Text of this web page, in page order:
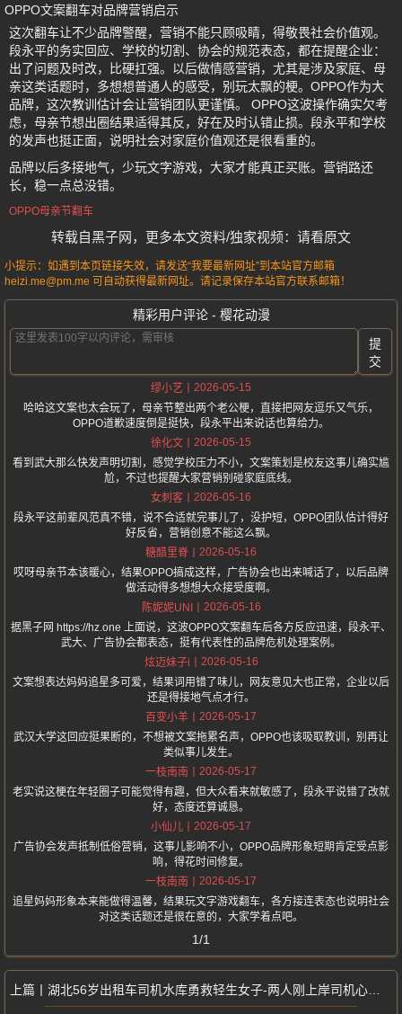
OPPO文案翻车对品牌营销启示
这次翻车让不少品牌警醒，营销不能只顾吸睛，得敬畏社会价值观。
段永平的务实回应、学校的切割、协会的规范表态，都在提醒企业：
出了问题及时改，比硬扛强。以后做情感营销，尤其是涉及家庭、母
亲这类话题时，多想想普通人的感受，别玩太飘的梗。OPPO作为大
品牌，这次教训估计会让营销团队更谨慎。 OPPO这波操作确实欠考
虑，母亲节想出圈结果适得其反，好在及时认错止损。段永平和学校
的发声也挺正面，说明社会对家庭价值观还是很看重的。
品牌以后多接地气，少玩文字游戏，大家才能真正买账。营销路还
长，稳一点总没错。
OPPO母亲节翻车
转载自黑子网，更多本文资料/独家视频：请看原文
小提示：如遇到本页链接失效，请发送“我要最新网址”到本站官方邮箱
heizi.me@pm.me 可自动获得最新网址。请记录保存本站官方联系邮箱！
精彩用户评论 - 樱花动漫
提
交
缪小艺
2026-05-15
哈哈这文案也太会玩了，母亲节整出两个老公梗，直接把网友逗乐又气乐，
OPPO道歉速度倒是挺快，段永平出来说话也算给力。
徐化文
2026-05-15
看到武大那么快发声明切割，感觉学校压力不小，文案策划是校友这事儿确实尴
尬，不过也提醒大家营销别碰家庭底线。
女刺客
2026-05-16
段永平这前辈风范真不错，说不合适就完事儿了，没护短，OPPO团队估计得好
好反省，营销创意不能这么飘。
糖醋里脊
2026-05-16
哎呀母亲节本该暖心，结果OPPO搞成这样，广告协会也出来喊话了，以后品牌
做活动得多想想大众接受度啊。
陈妮妮UNI
2026-05-16
据黑子网 https://hz.one 上面说，这波OPPO文案翻车后各方反应迅速，段永平、
武大、广告协会都表态，挺有代表性的品牌危机处理案例。
炫迈妹子i
2026-05-16
文案想表达妈妈追星多可爱，结果词用错了味儿，网友意见大也正常，企业以后
还是得接地气点才行。
百变小羊
2026-05-17
武汉大学这回应挺果断的，不想被文案拖累名声，OPPO也该吸取教训，别再让
类似事儿发生。
一枝南南
2026-05-17
老实说这梗在年轻圈子可能觉得有趣，但大众看来就敏感了，段永平说错了改就
好，态度还算诚恳。
小仙儿
2026-05-17
广告协会发声抵制低俗营销，这事儿影响不小，OPPO品牌形象短期肯定受点影
响，得花时间修复。
一枝南南
2026-05-17
追星妈妈形象本来能做得温馨，结果玩文字游戏翻车，各方接连表态也说明社会
对这类话题还是很在意的，大家学着点吧。
1/1
湖北56岁出租车司机水库勇救轻生女子-两人刚上岸司机心脏病突发去世